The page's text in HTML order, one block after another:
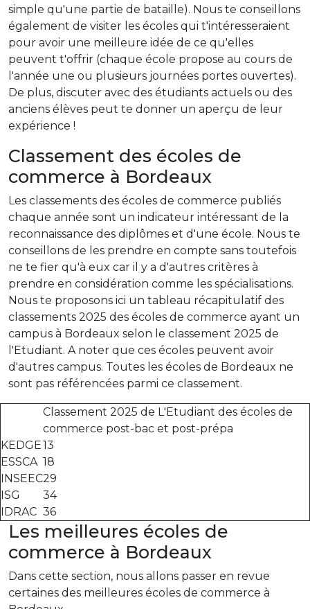
simple qu'une partie de bataille). Nous te conseillons
également de visiter les écoles qui t'intéresseraient
pour avoir une meilleure idée de ce qu'elles
peuvent t'offrir (chaque école propose au cours de
l'année une ou plusieurs journées portes ouvertes).
De plus, discuter avec des étudiants actuels ou des
anciens élèves peut te donner un aperçu de leur
expérience !
Classement des écoles de
commerce à Bordeaux
Les classements des écoles de commerce publiés
chaque année sont un indicateur intéressant de la
reconnaissance des diplômes et d'une école. Nous te
conseillons de les prendre en compte sans toutefois
ne te fier qu'à eux car il y a d'autres critères à
prendre en considération comme les spécialisations.
Nous te proposons ici un tableau récapitulatif des
classements 2025 des écoles de commerce ayant un
campus à Bordeaux selon le classement 2025 de
l'Etudiant. A noter que ces écoles peuvent avoir
d'autres campus. Toutes les écoles de Bordeaux ne
sont pas référencées parmi ce classement.
Classement 2025 de L'Etudiant des écoles de
commerce post-bac et post-prépa
KEDGE13
ESSCA 18
INSEEC29
ISG
34
IDRAC 36
Les meilleures écoles de
commerce à Bordeaux
Dans cette section, nous allons passer en revue
certaines des meilleures écoles de commerce à